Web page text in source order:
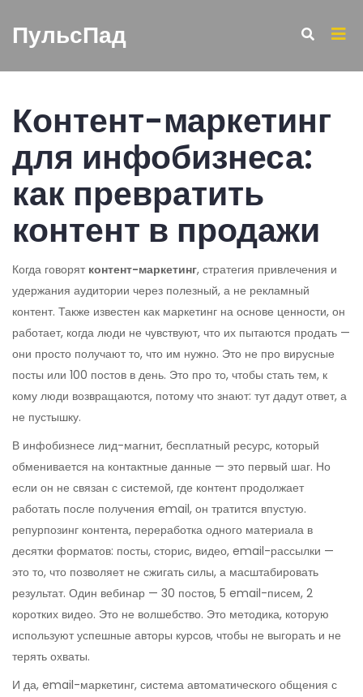
ПульсПад
Контент-маркетинг
для инфобизнеса:
как превратить
контент в продажи
Когда говорят контент-маркетинг, стратегия привлечения и
удержания аудитории через полезный, а не рекламный
контент. Также известен как маркетинг на основе ценности, он
работает, когда люди не чувствуют, что их пытаются продать —
они просто получают то, что им нужно. Это не про вирусные
посты или 100 постов в день. Это про то, чтобы стать тем, к
кому люди возвращаются, потому что знают: тут дадут ответ, а
не пустышку.
В инфобизнесе лид-магнит, бесплатный ресурс, который
обменивается на контактные данные — это первый шаг. Но
если он не связан с системой, где контент продолжает
работать после получения email, он тратится впустую.
репурпозинг контента, переработка одного материала в
десятки форматов: посты, сторис, видео, email-рассылки —
это то, что позволяет не сжигать силы, а масштабировать
результат. Один вебинар — 30 постов, 5 email-писем, 2
коротких видео. Это не волшебство. Это методика, которую
используют успешные авторы курсов, чтобы не выгорать и не
терять охваты.
И да, email-маркетинг, система автоматического общения с